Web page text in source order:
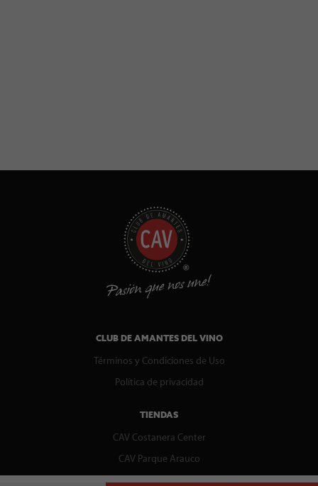
CLUB DE AMANTES DEL VINO
Términos y Condiciones de Uso
Política de privacidad
TIENDAS
CAV Costanera Center
CAV Parque Arauco